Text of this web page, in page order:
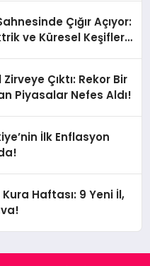
Çığır Açıyor:
ve Küresel Keşifler
Çıktı: Rekor Bir
Piyasalar Nefes Aldı!
İlk Enflasyon
Kura Haftası: 9 Yeni İl,